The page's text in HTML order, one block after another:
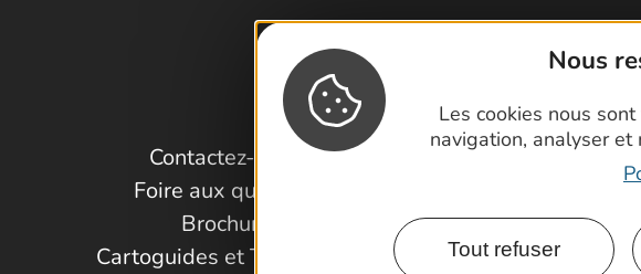
Nous
Les cookies nous
navigation, analyser et
Tout refuser
Contactez-nous !
Foire aux questions
Brochures
Cartoguides et Topoguides